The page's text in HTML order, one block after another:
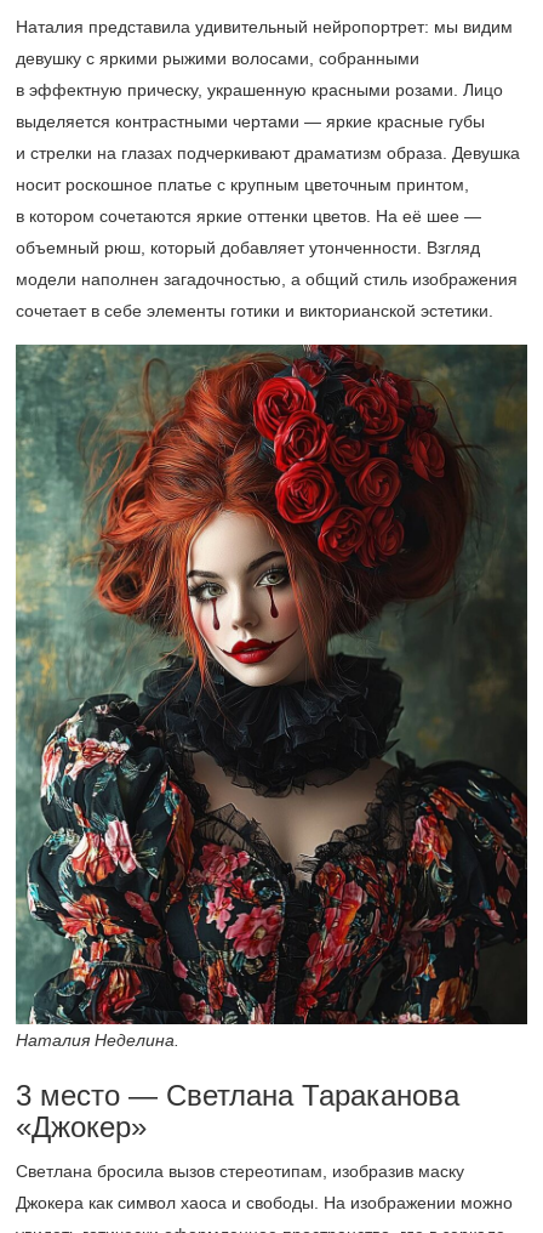
Наталия представила удивительный нейропортрет: мы видим
девушку с яркими рыжими волосами, собранными
в эффектную прическу, украшенную красными розами. Лицо
выделяется контрастными чертами — яркие красные губы
и стрелки на глазах подчеркивают драматизм образа. Девушка
носит роскошное платье с крупным цветочным принтом,
в котором сочетаются яркие оттенки цветов. На её шее —
объемный рюш, который добавляет утонченности. Взгляд
модели наполнен загадочностью, а общий стиль изображения
сочетает в себе элементы готики и викторианской эстетики.
Наталия Неделина.
3 место — Светлана Тараканова
«Джокер»
Светлана бросила вызов стереотипам, изобразив маску
Джокера как символ хаоса и свободы. На изображении можно